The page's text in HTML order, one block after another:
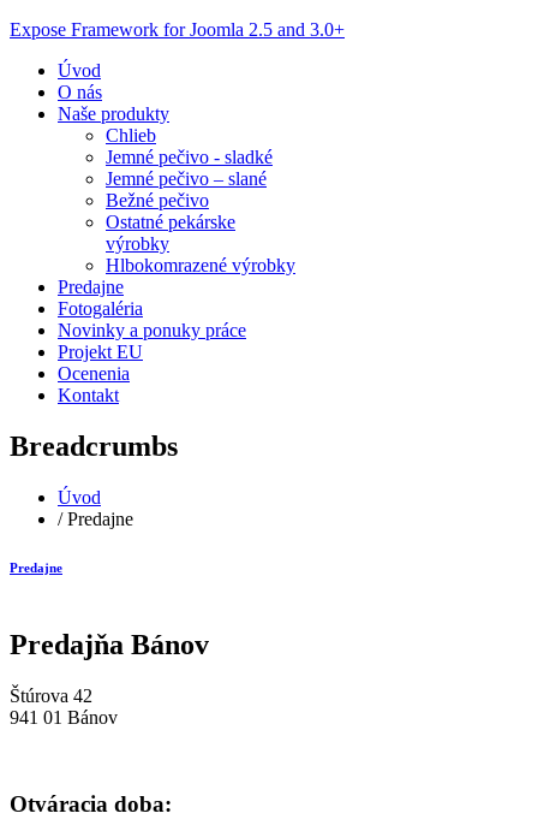
Expose Framework for Joomla 2.5 and 3.0+
Úvod
O nás
Naše produkty
Chlieb
Jemné pečivo - sladké
Jemné pečivo – slané
Bežné pečivo
Ostatné pekárske
výrobky
Hlbokomrazené výrobky
Predajne
Fotogaléria
Novinky a ponuky práce
Projekt EU
Ocenenia
Kontakt
Breadcrumbs
Úvod
/ Predajne
Predajne
Predajňa Bánov
Štúrova 42
941 01 Bánov
Otváracia doba: